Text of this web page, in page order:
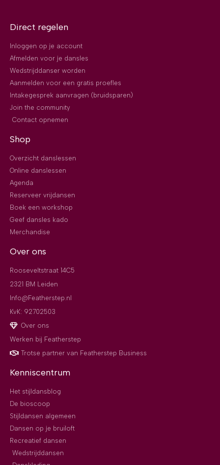
Direct regelen
Inloggen op je account
Afmelden voor je dansles
Wedstrijddanser worden
Aanmelden voor een gratis proefles
Intakegesprek aanvragen (bruidsparen)
Join the community
Contact opnemen
Shop
Overzicht danslessen
Online danslessen
Agenda
Reserveer vrijdansen
Boek een workshop
Geef dansles kado
Merchandise
Over ons
Rooseveltstraat 14C5
2321 BM Leiden
Info@Featherstep.nl
KvK: 92702503
Over ons
Werken bij Featherstep
Trotse partner van Featherstep Business
Kenniscentrum
Het stijldansblog
De bioscoop
Stijldansen algemeen
Dansen op je bruiloft
Recreatief dansen
Wedstrijddansen